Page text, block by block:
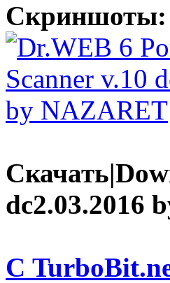
Скриншоты:
dc2.03.2016
С